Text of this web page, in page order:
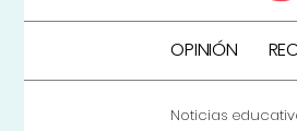
OPINIÓN
Noticias